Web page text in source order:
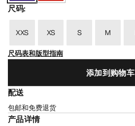
尺码:
XXS XS S M
尺码表和版型指南
添加到购物车
配送
包邮和免费退货
产品详情